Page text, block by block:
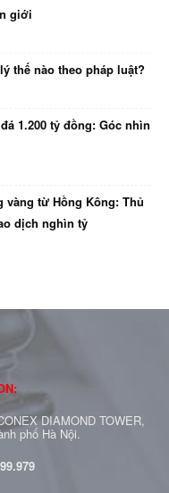
giới
thế nào theo pháp luật?
1.200 tỷ đồng: Góc nhìn
vàng từ Hồng Kông: Thủ
dịch nghìn tỷ
DIAMOND TOWER,
phố Hà Nội.